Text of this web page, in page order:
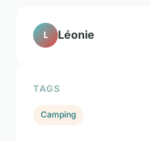
L Léonie
TAGS
Camping